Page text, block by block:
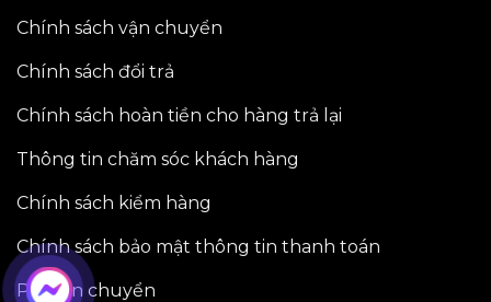
Chính sách vận chuyển
Chính sách đổi trả
Chính sách hoàn tiền cho hàng trả lại
Thông tin chăm sóc khách hàng
Chính sách kiểm hàng
Chính sách bảo mật thông tin thanh toán
Phí vận chuyển